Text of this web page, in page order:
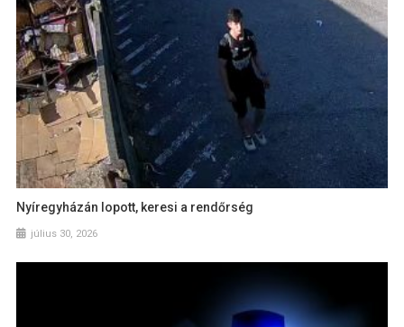
Nyíregyházán lopott, keresi a rendőrség
július 30, 2026